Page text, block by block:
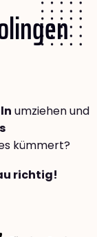
umziehen und
kümmert?
richtig!